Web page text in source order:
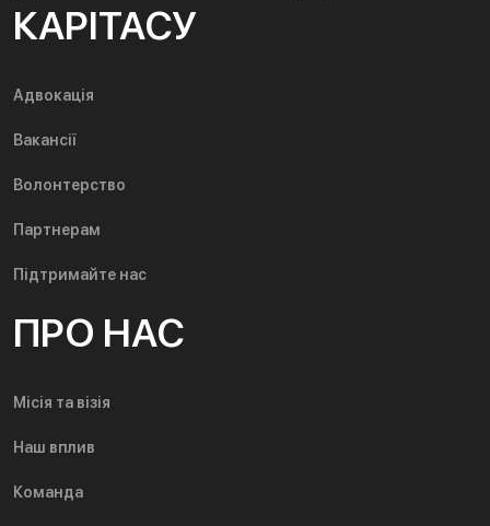
КАРІТАСУ
Адвокація
Вакансії
Волонтерство
Партнерам
Підтримайте нас
ПРО НАС
Місія та візія
Наш вплив
Команда